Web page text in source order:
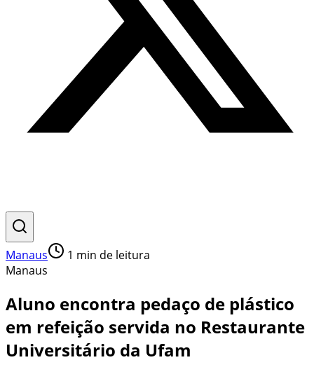
Manaus 1 min de leitura
Manaus
Aluno encontra pedaço de plástico
em refeição servida no Restaurante
Universitário da Ufam